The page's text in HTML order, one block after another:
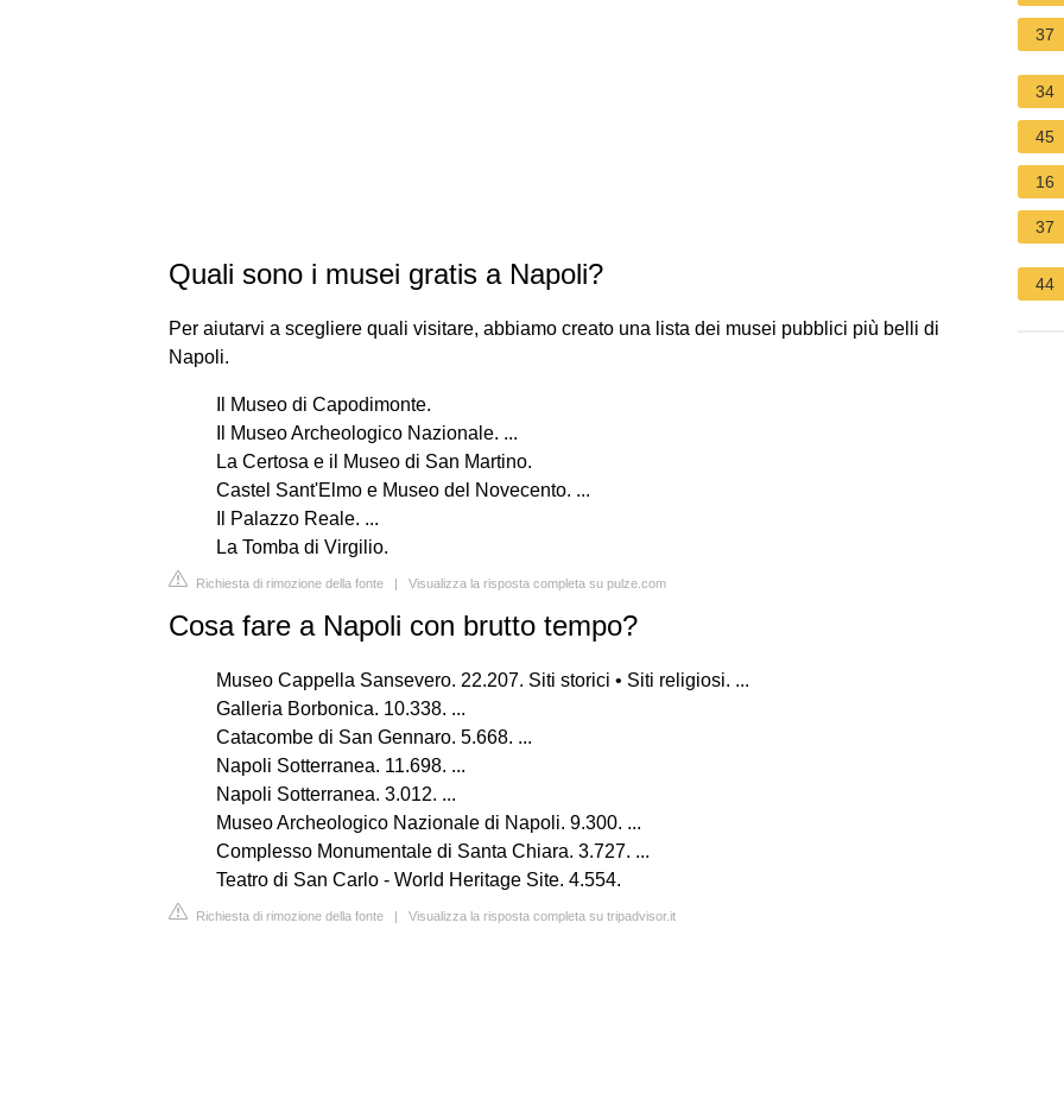
Quali sono i musei gratis a Napoli?
Per aiutarvi a scegliere quali visitare, abbiamo creato una lista dei musei pubblici più belli di
Napoli.
Il Museo di Capodimonte.
Il Museo Archeologico Nazionale. ...
La Certosa e il Museo di San Martino.
Castel Sant'Elmo e Museo del Novecento. ...
Il Palazzo Reale. ...
La Tomba di Virgilio.
Richiesta di rimozione della fonte | Visualizza la risposta completa su pulze.com
Cosa fare a Napoli con brutto tempo?
Museo Cappella Sansevero. 22.207. Siti storici • Siti religiosi. ...
Galleria Borbonica. 10.338. ...
Catacombe di San Gennaro. 5.668. ...
Napoli Sotterranea. 11.698. ...
Napoli Sotterranea. 3.012. ...
Museo Archeologico Nazionale di Napoli. 9.300. ...
Complesso Monumentale di Santa Chiara. 3.727. ...
Teatro di San Carlo - World Heritage Site. 4.554.
Richiesta di rimozione della fonte | Visualizza la risposta completa su tripadvisor.it
37
34
45
16
37
44